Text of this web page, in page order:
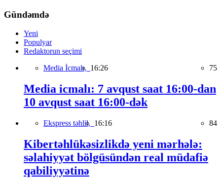
Gündəmdə
Yeni
Populyar
Redaktorun seçimi
Media İcmalı, 16:26 75
Media icmalı: 7 avqust saat 16:00-dan
10 avqust saat 16:00-dək
Ekspress təhlil, 16:16 84
Kibertəhlükəsizlikdə yeni mərhələ:
səlahiyyət bölgüsündən real müdafiə
qabiliyyətinə